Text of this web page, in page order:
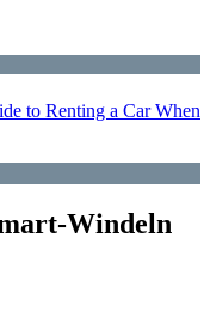
to Renting a Car When
Windeln